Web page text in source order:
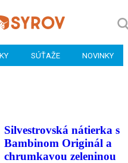
SÚŤAŽE NOVINKY
Silvestrovská nátierka s
Bambinom Originál a
chrumkavou zeleninou